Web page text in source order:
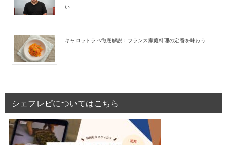
い
キャロットラペ徹底解説：フランス家庭料理の定番を味わう
シェフレピについてはこちら